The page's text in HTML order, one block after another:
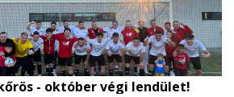
- október végi lendület!